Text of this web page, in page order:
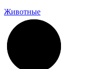
Животные